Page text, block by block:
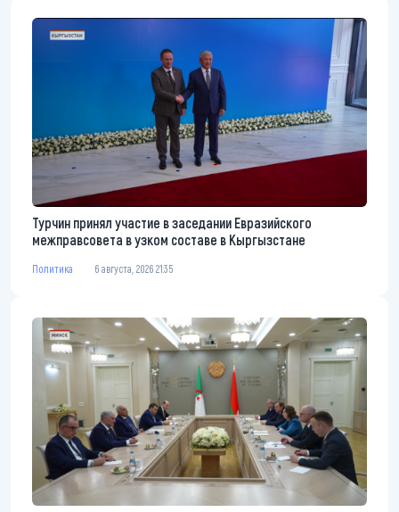
Турчин принял участие в заседании Евразийского
межправсовета в узком составе в Кыргызстане
Политика 6 августа, 2026 21:35